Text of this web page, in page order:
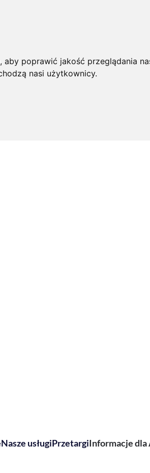
poprawić jakość przeglądania
nasi użytkownicy.
Nasze usługiPrzetargiInformacje